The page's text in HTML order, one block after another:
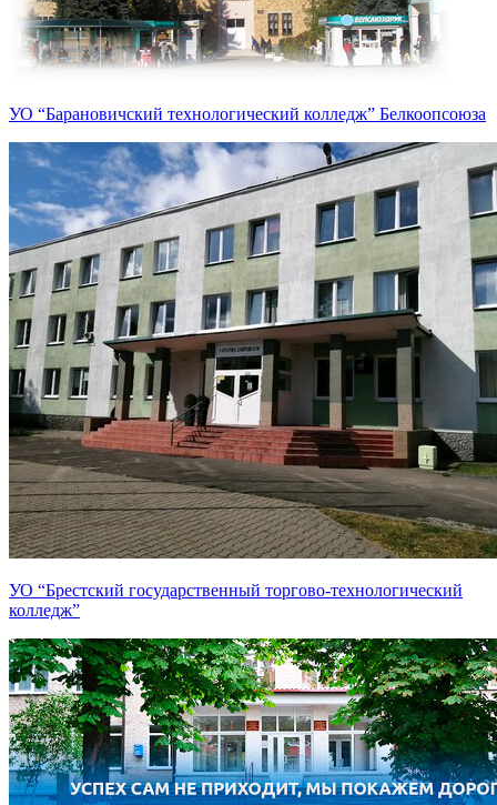
УО “Барановичский технологический колледж” Белкоопсоюза
УО “Брестский государственный торгово-технологический
колледж”